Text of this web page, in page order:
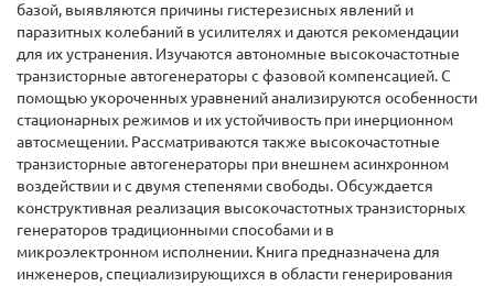
базой, выявляются причины гистерезисных явлений и
паразитных колебаний в усилителях и даются рекомендации
для их устранения. Изучаются автономные высокочастотные
транзисторные автогенераторы с фазовой компенсацией. С
помощью укороченных уравнений анализируются особенности
стационарных режимов и их устойчивость при инерционном
автосмещении. Рассматриваются также высокочастотные
транзисторные автогенераторы при внешнем асинхронном
воздействии и с двумя степенями свободы. Обсуждается
конструктивная реализация высокочастотных транзисторных
генераторов традиционными способами и в
микроэлектронном исполнении. Книга предназначена для
инженеров, специализирующихся в области генерирования